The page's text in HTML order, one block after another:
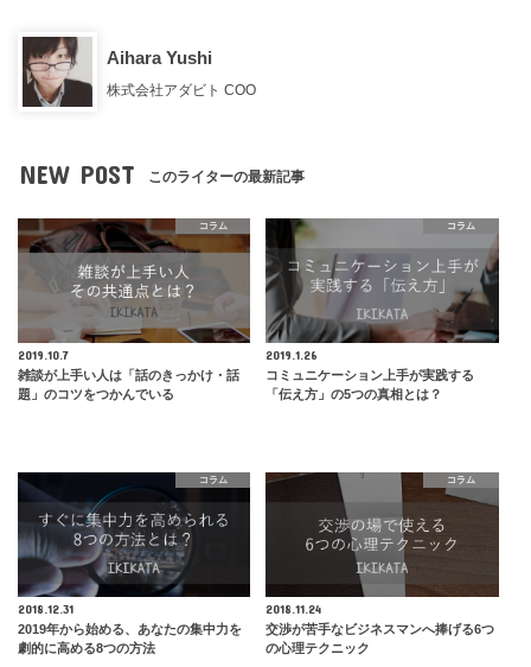
Aihara Yushi
株式会社アダビト COO
NEW POST このライターの最新記事
コラム
2019.10.7
雑談が上手い人は「話のきっかけ・話
題」のコツをつかんでいる
コラム
2019.1.26
コミュニケーション上手が実践する
「伝え方」の5つの真相とは？
コラム
2018.12.31
2019年から始める、あなたの集中力を
劇的に高める8つの方法
コラム
2018.11.24
交渉が苦手なビジネスマンへ捧げる6つ
の心理テクニック